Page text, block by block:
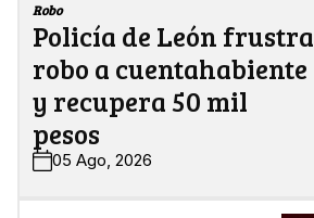
Robo
Policía de León frustra
robo a cuentahabiente
y recupera 50 mil
pesos
05 Ago, 2026